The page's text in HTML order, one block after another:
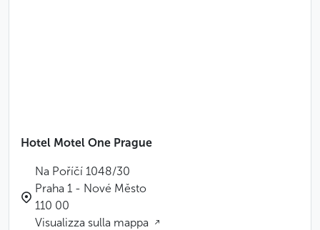
Hotel Motel One Prague
Na Poříčí 1048/30
Praha 1 - Nové Město
110 00
Visualizza sulla mappa